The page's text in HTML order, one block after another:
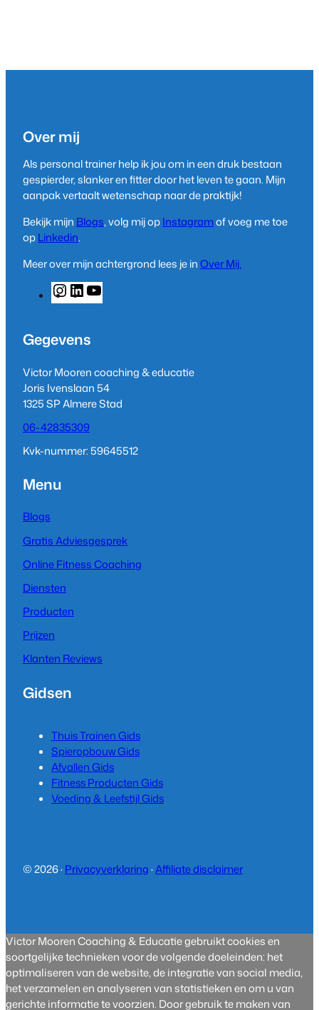
Over mij
Als personal trainer help ik jou om in een druk bestaan
gespierder, slanker en fitter door het leven te gaan. Mijn
aanpak vertaalt wetenschap naar de praktijk!
Bekijk mijn Blogs, volg mij opInstagramof voeg me toe
opLinkedin.
Meer over mijn achtergrond lees je inOver Mij.
n
t
g
r
a
L
i
k
d
I
n
o
b
e
Gegevens
Victor Mooren coaching & educatie
Joris Ivenslaan 54
1325 SP Almere Stad
06-42835309
Kvk-nummer: 59645512
Menu
Blogs
Gratis Adviesgesprek
Online Fitness Coaching
Diensten
Producten
Prijzen
Klanten Reviews
Gidsen
Thuis Trainen Gids
Spieropbouw Gids
Afvallen Gids
Fitness Producten Gids
Voeding & Leefstijl Gids
© 2026 ·Privacyverklaring·Affiliate disclaimer
Victor Mooren Coaching & Educatie gebruikt cookies en
soortgelijke technieken voor de volgende doeleinden: het
optimaliseren van de website, de integratie van social media,
het verzamelen en analyseren van statistieken en om u van
gerichte informatie te voorzien. Door gebruik te maken van